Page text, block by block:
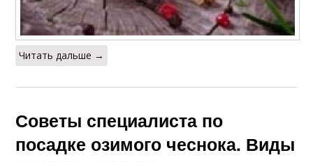
Читать дальше →
Советы специалиста по
посадке озимого чеснока. Виды